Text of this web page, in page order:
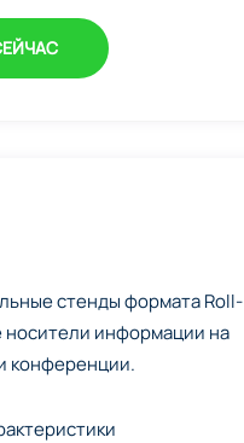
стенды формата Roll-
информации на
конференции.